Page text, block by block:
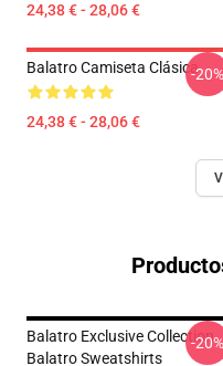
24,38 € - 28,06 €
Balatro Camiseta Clásica
24,38 € - 28,06 €
-20%
Balatro Exclusive Collection
Balatro Sweatshirts
-20%